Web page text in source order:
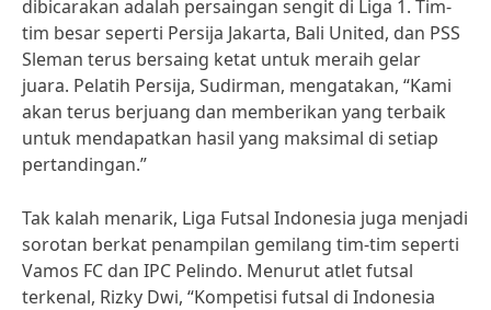
dibicarakan adalah persaingan sengit di Liga 1. Tim-
tim besar seperti Persija Jakarta, Bali United, dan PSS
Sleman terus bersaing ketat untuk meraih gelar
juara. Pelatih Persija, Sudirman, mengatakan, “Kami
akan terus berjuang dan memberikan yang terbaik
untuk mendapatkan hasil yang maksimal di setiap
pertandingan.”
Tak kalah menarik, Liga Futsal Indonesia juga menjadi
sorotan berkat penampilan gemilang tim-tim seperti
Vamos FC dan IPC Pelindo. Menurut atlet futsal
terkenal, Rizky Dwi, “Kompetisi futsal di Indonesia